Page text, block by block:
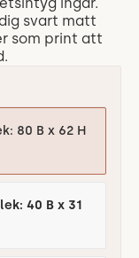
svart matt
som print att
80 B x 62 H
40 B x 31